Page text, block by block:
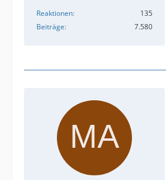
Reaktionen
135
Beiträge
7.580